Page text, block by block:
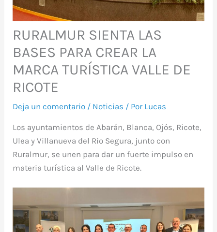
RURALMUR SIENTA LAS
BASES PARA CREAR LA
MARCA TURÍSTICA VALLE DE
RICOTE
Deja un comentario / Noticias / Por Lucas
Los ayuntamientos de Abarán, Blanca, Ojós, Ricote,
Ulea y Villanueva del Rio Segura, junto con
Ruralmur, se unen para dar un fuerte impulso en
materia turística al Valle de Ricote.